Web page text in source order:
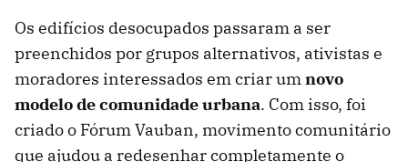
Os edifícios desocupados passaram a ser
preenchidos por grupos alternativos, ativistas e
moradores interessados em criar umnovo
modelo de comunidade urbana. Com isso, foi
criado o Fórum Vauban, movimento comunitário
que ajudou a redesenhar completamente o